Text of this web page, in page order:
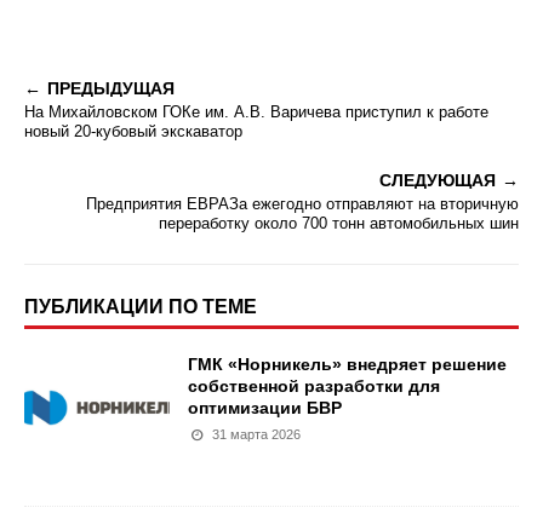
ПРЕДЫДУЩАЯ
На Михайловском ГОКе им. А.В. Варичева приступил к работе
новый 20-кубовый экскаватор
СЛЕДУЮЩАЯ
Предприятия ЕВРАЗа ежегодно отправляют на вторичную
переработку около 700 тонн автомобильных шин
ПУБЛИКАЦИИ ПО ТЕМЕ
ГМК «Норникель» внедряет решение
собственной разработки для
оптимизации БВР
31 марта 2026